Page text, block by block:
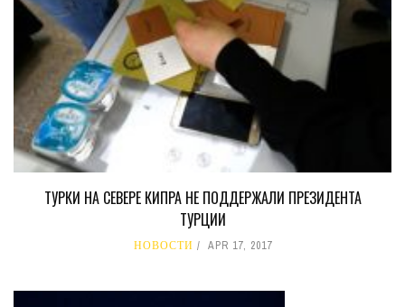
ТУРКИ НА СЕВЕРЕ КИПРА НЕ ПОДДЕРЖАЛИ ПРЕЗИДЕНТА
ТУРЦИИ
НОВОСТИ APR 17, 2017